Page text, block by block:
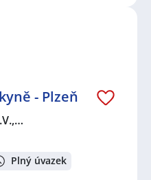
- Plzeň
Plný úvazek